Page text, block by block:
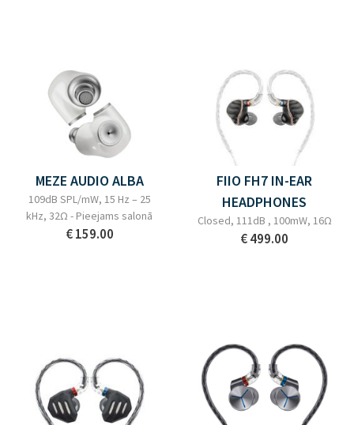
MEZE AUDIO ALBA
109dB SPL/mW, 15 Hz – 25
kHz, 32Ω - Pieejams salonā
€ 159.00
FIIO FH7 IN-EAR
HEADPHONES
Closed, 111dB , 100mW, 16Ω
€ 499.00